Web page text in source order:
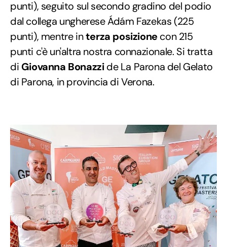
punti), seguito sul secondo gradino del podio
dal collega ungherese Ádám Fazekas (225
punti), mentre interza posizionecon 215
punti c'è un'altra nostra connazionale. Si tratta
di Giovanna Bonazzide La Parona del Gelato
di Parona, in provincia di Verona.